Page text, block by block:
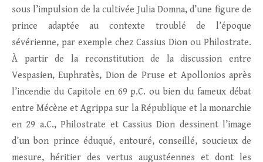
sous l’impulsion de la cultivée Julia Domna, d’une figure de
prince adaptée au contexte troublé de l’époque
sévérienne, par exemple chez Cassius Dion ou Philostrate.
À partir de la reconstitution de la discussion entre
Vespasien, Euphratès, Dion de Pruse et Apollonios après
l’incendie du Capitole en 69 p.C. ou bien du fameux débat
entre Mécène et Agrippa sur la République et la monarchie
en 29 a.C., Philostrate et Cassius Dion dessinent l’image
d’un bon prince éduqué, entouré, conseillé, soucieux de
mesure, héritier des vertus augustéennes et dont les